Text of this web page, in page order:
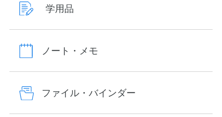
学用品
ノート・メモ
ファイル・バインダー